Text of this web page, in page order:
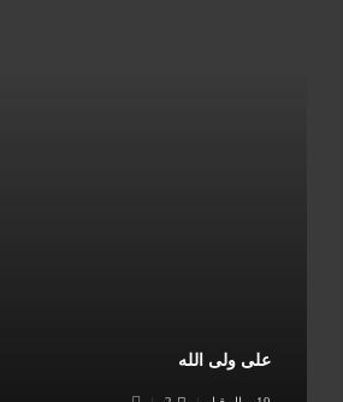
علی ولی الله